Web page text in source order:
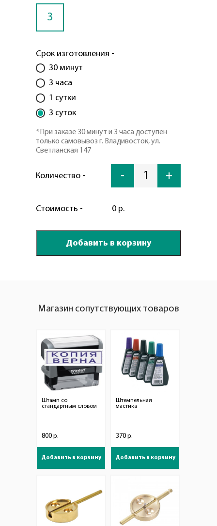
3
Срок изготовления -
30 минут
3 часа
1 сутки
3 суток
*При заказе 30 минут и 3 часа доступен
только самовывоз г. Владивосток, ул.
Светланская 147
Количество - - 1 +
Стоимость - 0 р.
Магазин сопутствующих товаров
Штамп со
стандартным словом
800 р.
Добавить в корзину
Штемпельная
мастика
370 р.
Добавить в корзину